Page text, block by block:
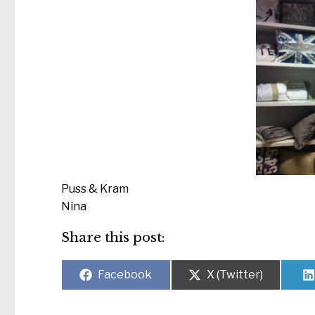
Puss & Kram
Nina
Share this post:
Dela
Facebook
Dela
X (Twitter)